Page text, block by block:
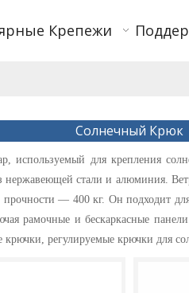
Крепежи
Солнечный Крюк
используемый для крепления
нержавеющей стали и алюминия.
— 400 кг. Он подходит
рамочные и бескаркасные
регулируемые крючки для